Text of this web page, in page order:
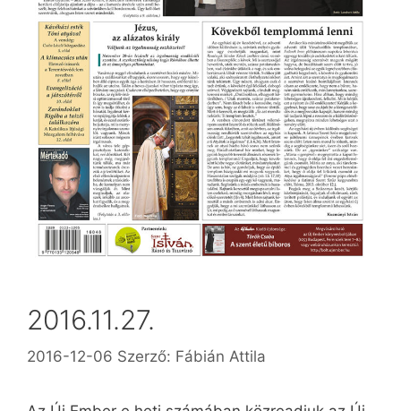
2016.11.27.
2016-12-06 Szerző: Fábián Attila